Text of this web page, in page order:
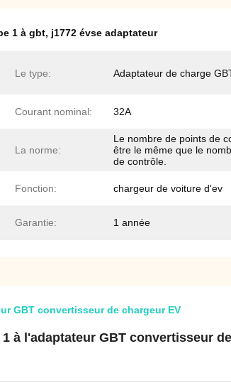
1 à gbt, j1772 évse adaptateur
Le type: Adaptateur de charge
Courant nominal: 32A
La norme:
Le nombre de points de
être le même que le
de contrôle.
Fonction: chargeur de voiture d'ev
Garantie: 1 année
GBT convertisseur de chargeur EV
à l'adaptateur GBT convertisseur